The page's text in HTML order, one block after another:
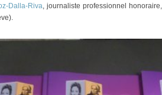
Dalla-Riva, journaliste professionnel